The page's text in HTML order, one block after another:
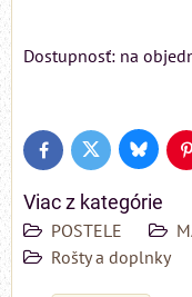
Dostupnosť: na
FacebookTwitter Bluesky
Viac z kategórie
POSTELE
Rošty a doplnky